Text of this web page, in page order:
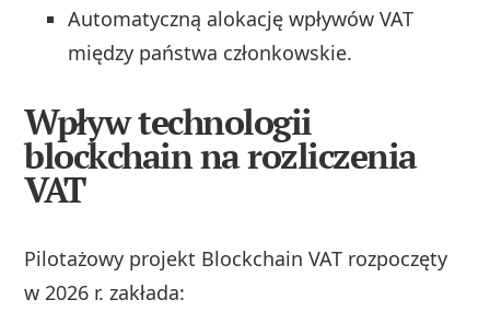
Automatyczną alokację wpływów VAT
między państwa członkowskie.
Wpływ technologii
blockchain na rozliczenia
VAT
Pilotażowy projekt Blockchain VAT rozpoczęty
w 2026 r. zakłada: